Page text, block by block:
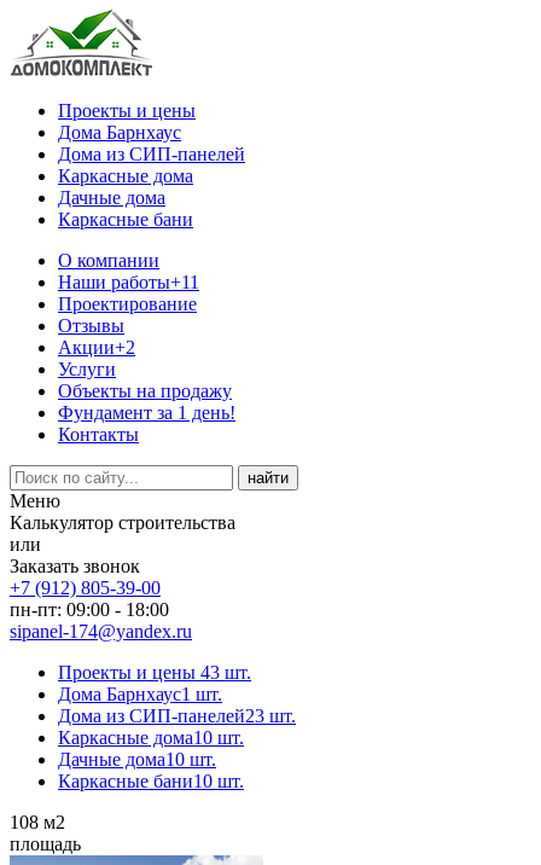
Проекты и цены
Дома Барнхаус
Дома из СИП-панелей
Каркасные дома
Дачные дома
Каркасные бани
О компании
Наши работы+11
Проектирование
Отзывы
Акции+2
Услуги
Объекты на продажу
Фундамент за 1 день!
Контакты
Меню
Калькулятор строительства
или
Заказать звонок
+7 (912) 805-39-00
пн-пт: 09:00 - 18:00
sipanel-174@yandex.ru
Проекты и цены 43 шт.
Дома Барнхаус1 шт.
Дома из СИП-панелей23 шт.
Каркасные дома10 шт.
Дачные дома10 шт.
Каркасные бани10 шт.
108 м2
площадь